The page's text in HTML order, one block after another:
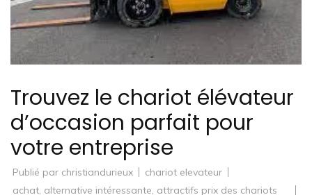
Trouvez le chariot élévateur
d’occasion parfait pour
votre entreprise
Publié par christiandurieux
chariot elevateur
achat, alternative intéressante, attractifs prix des chariots